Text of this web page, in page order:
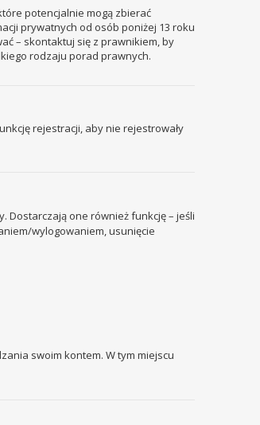
potencjalnie mogą zbierać
prywatnych od osób poniżej 13 roku
– skontaktuj się z prawnikiem, by
rodzaju porad prawnych.
rejestracji, aby nie rejestrowały
Dostarczają one również funkcję – jeśli
wylogowaniem, usunięcie
swoim kontem. W tym miejscu